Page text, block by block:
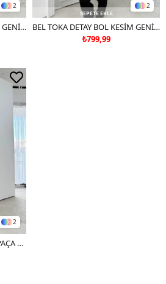
2
BEL TOKA DETAY BOL KESİM GENİŞ PAÇA BAGGY JEAN
2
SEPETE EKLE
BEL TOKA DETAY BOL KESİM GENİŞ PAÇA BAGGY JEAN SİYAH
₺799,99
2
YÜKSEK BEL BOL PALAZZO PAÇA KESİK JEAN PANTOLON KOYU